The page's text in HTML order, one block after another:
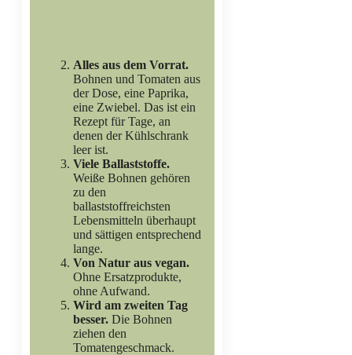
Alles aus dem Vorrat.
Bohnen und Tomaten aus
der Dose, eine Paprika,
eine Zwiebel. Das ist ein
Rezept für Tage, an
denen der Kühlschrank
leer ist.
Viele Ballaststoffe.
Weiße Bohnen gehören
zu den
ballaststoffreichsten
Lebensmitteln überhaupt
und sättigen entsprechend
lange.
Von Natur aus vegan.
Ohne Ersatzprodukte,
ohne Aufwand.
Wird am zweiten Tag
besser. Die Bohnen
ziehen den
Tomatengeschmack.